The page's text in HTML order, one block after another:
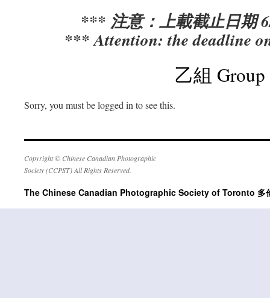
*** 注意：上載截止日期
*** Attention: the deadline
乙組
Sorry, you must be logged in to see this.
Copyright © Chinese Canadian Photographic
Society (CCPST) All Rights Reserved.
The Chinese Canadian Photographic Society of Toronto 多